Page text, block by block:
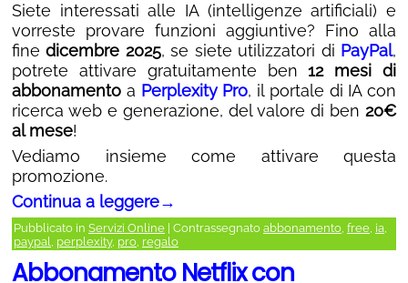
Siete interessati alle IA (intelligenze artificiali) e
vorreste provare funzioni aggiuntive? Fino alla
finedicembre 2025, se siete utilizzatori di PayPal,
potrete attivare gratuitamente ben12 mesi di
abbonamento a Perplexity Pro, il portale di IA con
ricerca web e generazione, del valore di ben 20€
al mese!
Vediamo insieme come attivare questa
promozione.
Continua a leggere→
Pubblicato in Servizi Online Contrassegnato abbonamento, free, ia,
paypal, perplexity, pro, regalo
Abbonamento Netflix con